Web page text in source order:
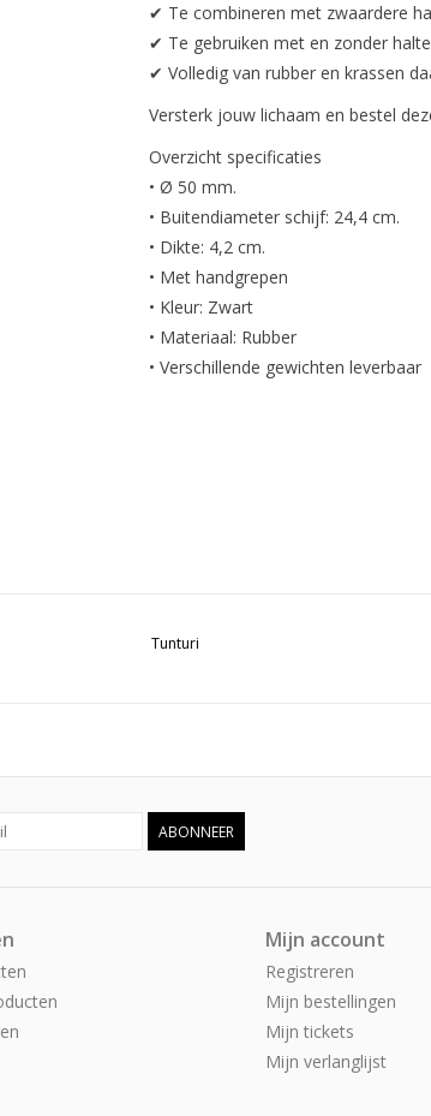
✔ Te combineren met zwaardere
✔ Te gebruiken met en zonder
✔ Volledig van rubber en krassen
Versterk jouw lichaam en bestel
Overzicht specificaties
• Ø 50 mm.
• Buitendiameter schijf: 24,4 cm.
• Dikte: 4,2 cm.
• Met handgrepen
• Kleur: Zwart
• Materiaal: Rubber
• Verschillende gewichten leverbaar
Tunturi
ABONNEER
Mijn account
Registreren
Mijn bestellingen
Mijn tickets
Mijn verlanglijst